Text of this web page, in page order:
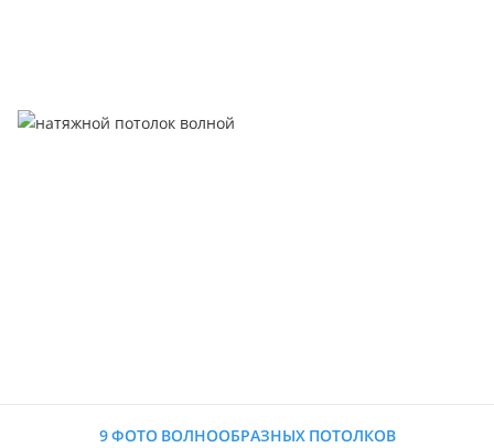
9 ФОТО ВОЛНООБРАЗНЫХ ПОТОЛКОВ